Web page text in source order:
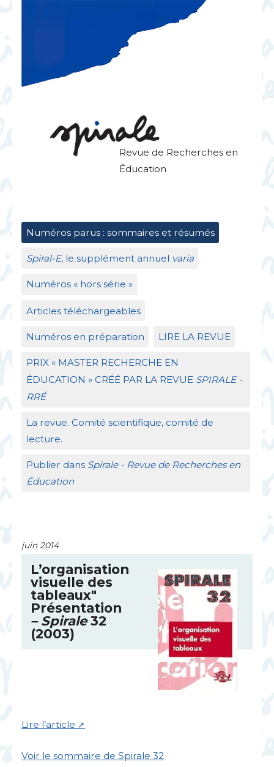
Revue de Recherches en
Éducation
Numéros parus : sommaires et résumés
Spiral-E, le supplément annuel varia
Numéros « hors série »
Articles téléchargeables
Numéros en préparation LIRE LA REVUE
PRIX« MASTER RECHERCHE EN
ÉDUCATION » CRÉÉ PAR LA REVUE SPIRALE-
RRÉ
La revue. Comité scientifique, comité de
lecture.
Publier dans Spirale - Revue de Recherches en
Éducation
juin 2014
L’organisation
visuelle des
tableaux"
Présentation
– Spirale32
(2003)
Lire l’article
Voir le sommaire de Spirale 32